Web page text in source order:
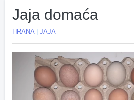
Jaja domaća
HRANA| JAJA